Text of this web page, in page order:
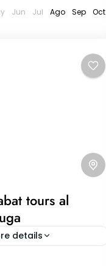
Jun Jul Ago Sep
Oct
tours al
details
tours al desierto